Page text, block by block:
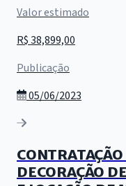
Valor estimado
R$ 38,899,00
Publicação
05/06/2023
DECORAÇÃO